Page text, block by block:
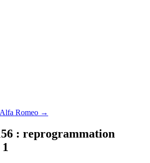
Alfa Romeo →
: reprogrammation